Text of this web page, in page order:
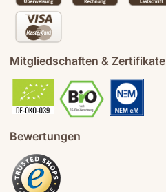
Mitgliedschaften & Zertifikate
Bewertungen